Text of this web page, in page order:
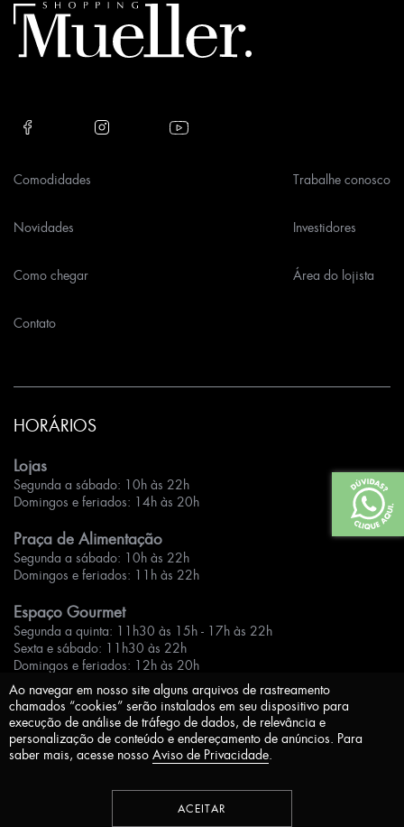
field
empty.
Comodidades
Novidades
Como chegar
Contato
Trabalhe conosco
Investidores
Área do lojista
HORÁRIOS
Lojas
Segunda a sábado: 10h às 22h
Domingos e feriados: 14h às 20h
Praça de Alimentação
Segunda a sábado: 10h às 22h
Domingos e feriados: 11h às 22h
Espaço Gourmet
Segunda a quinta: 11h30 às 15h - 17h às 22h
Sexta e sábado: 11h30 às 22h
Domingos e feriados: 12h às 20h
Aviso de Privacidade
Desenvolvido por
Ao navegar em nosso site alguns arquivos de rastreamento
chamados “cookies” serão instalados em seu dispositivo para
execução de análise de tráfego de dados, de relevância e
personalização de conteúdo e endereçamento de anúncios. Para
saber mais, acesse nosso Aviso de Privacidade.
ACEITAR